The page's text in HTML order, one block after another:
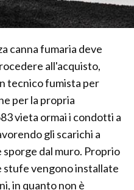
canna fumaria deve
all'acquisto,
tecnico fumista per
per la propria
vieta ormai i condotti a
gli scarichi a
dal muro. Proprio
stufe vengono installate
in quanto non è